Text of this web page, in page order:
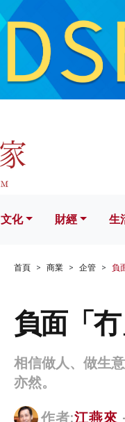
財經 生活
文化 財經 生
首頁 商業 企管 負
負面「冇
相信做人、做生
亦然。
作者:江燕來